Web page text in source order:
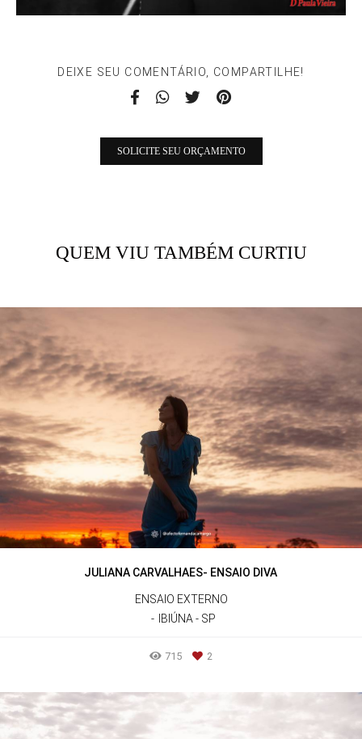
DEIXE SEU COMENTÁRIO, COMPARTILHE!
SOLICITE SEU ORÇAMENTO
QUEM VIU TAMBÉM CURTIU
JULIANA CARVALHAES- ENSAIO DIVA
ENSAIO EXTERNO
IBIÚNA - SP
715 2